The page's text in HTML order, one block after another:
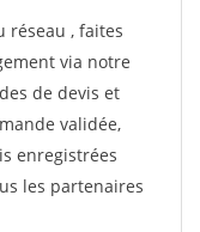
réseau , faites
via notre
de devis et
validée,
enregistrées
les partenaires